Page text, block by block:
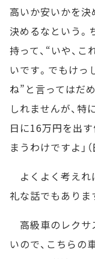
高いか安いかを決
決めるなという。
持って、“いや、
いです。でもけっ
ね”と言ってはだ
しれませんが、特
日に16万円を出
まうわけですよ」（
よくよく考えれ
礼な話でもありま
高級車のレクサ
いので、こちらの